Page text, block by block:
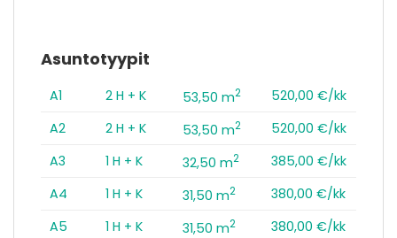
Asuntotyypit
A1 2 H + K 53,50 m2
520,00 €/kk
A2
2 H + K 53,50 m2
520,00 €/kk
A3
1 H + K 32,50 m2
385,00 €/kk
A4
1 H + K 31,50 m2
380,00 €/kk
A5
1 H + K 31,50 m2
380,00 €/kk